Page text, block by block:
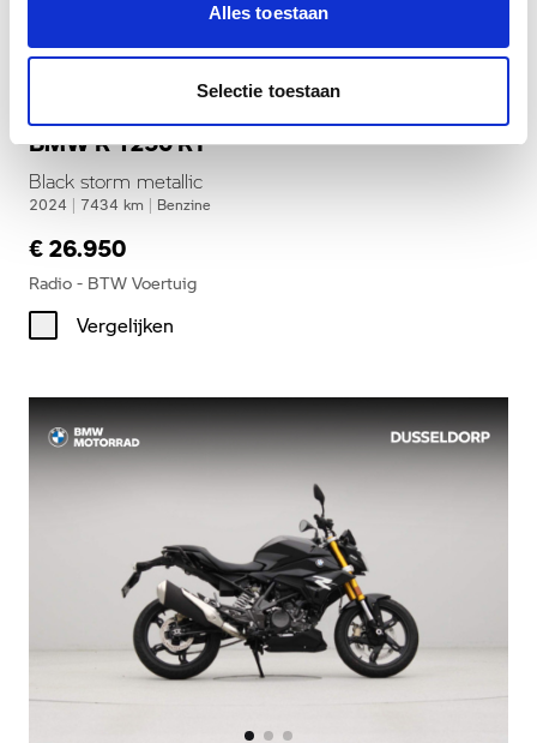
Alles toestaan
Selectie toestaan
Dusseldorp Den Haag
BMW R 1250 RT
Black storm metallic
2024 | 7434 km | Benzine
€ 26.950
Radio - BTW Voertuig
Vergelijken